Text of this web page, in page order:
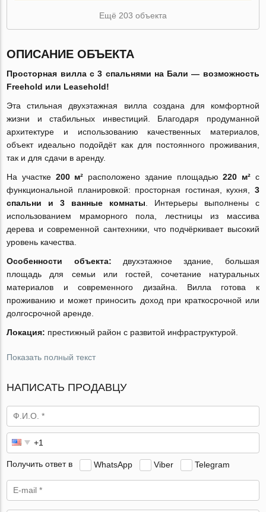
Ещё 203 объекта
ОПИСАНИЕ ОБЪЕКТА
Просторная вилла с 3 спальнями на Бали — возможность
Freehold или Leasehold!
Эта стильная двухэтажная вилла создана для комфортной
жизни и стабильных инвестиций. Благодаря продуманной
архитектуре и использованию качественных материалов,
объект идеально подойдёт как для постоянного проживания,
так и для сдачи в аренду.
На участке200 м² расположено здание площадью 220 м² с
функциональной планировкой: просторная гостиная, кухня, 3
спальни и 3 ванные комнаты . Интерьеры выполнены с
использованием мраморного пола, лестницы из массива
дерева и современной сантехники, что подчёркивает высокий
уровень качества.
Особенности объекта: двухэтажное здание, большая
площадь для семьи или гостей, сочетание натуральных
материалов и современного дизайна. Вилла готова к
проживанию и может приносить доход при краткосрочной или
долгосрочной аренде.
Локация: престижный район с развитой инфраструктурой.
Показать полный текст
НАПИСАТЬ ПРОДАВЦУ
Получить ответ в WhatsApp Viber Telegram